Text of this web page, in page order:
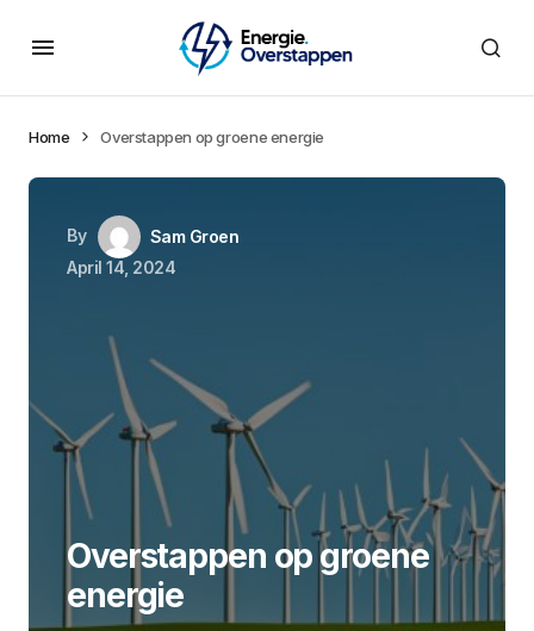
Home Overstappen op groene energie
By
Sam Groen
April 14, 2024
Overstappen op groene
energie